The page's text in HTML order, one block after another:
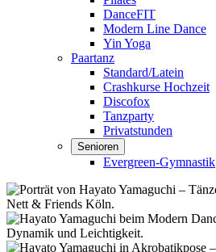
DanceFIT
Modern Line Dance
Yin Yoga
Paartanz
Standard/Latein
Crashkurse Hochzeit
Discofox
Tanzparty
Privatstunden
Senioren
Evergreen-Gymnastik